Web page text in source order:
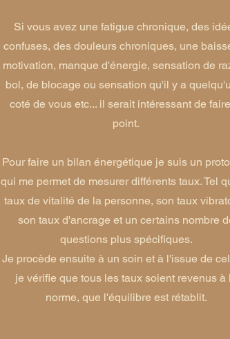
Si vous avez une fatigue chronique, des
confuses, des douleurs chroniques, une
motivation, manque d'énergie, sensation de
bol, de blocage ou sensation qu'il y a
coté de vous etc... il serait intéressant de
point.
Pour faire un bilan énergétique je suis un
qui me permet de mesurer différents taux. Tel
taux de vitalité de la personne, son taux
son taux d'ancrage et un certains nombre
questions plus spécifiques.
Je procède ensuite à un soin et à l'issue de
je vérifie que tous les taux soient revenus à
norme, que l'équilibre est rétablit.